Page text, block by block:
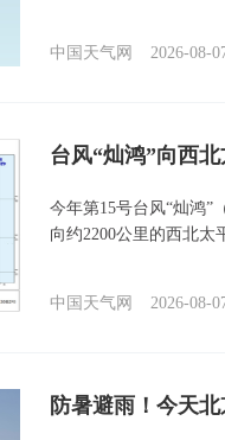
中国天气网 2026-08-
台风“灿鸿”向西
今年第15号台风“灿鸿”
向约2200公里的西北太
中国天气网 2026-08-
防暑避雨！今天